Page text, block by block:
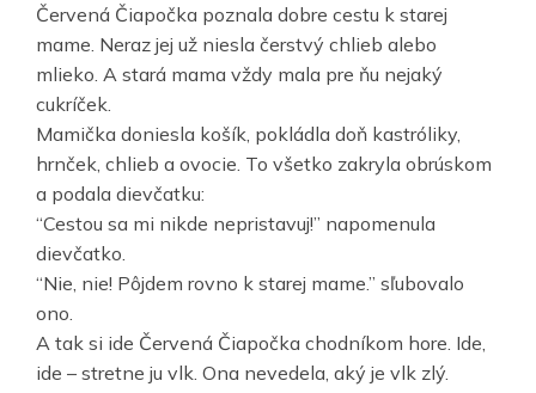
Červená Čiapočka poznala dobre cestu k starej
mame. Neraz jej už niesla čerstvý chlieb alebo
mlieko. A stará mama vždy mala pre ňu nejaký
cukríček.
Mamička doniesla košík, pokládla doň kastróliky,
hrnček, chlieb a ovocie. To všetko zakryla obrúskom
a podala dievčatku:
“Cestou sa mi nikde nepristavuj!” napomenula
dievčatko.
“Nie, nie! Pôjdem rovno k starej mame.” sľubovalo
ono.
A tak si ide Červená Čiapočka chodníkom hore. Ide,
ide – stretne ju vlk. Ona nevedela, aký je vlk zlý.